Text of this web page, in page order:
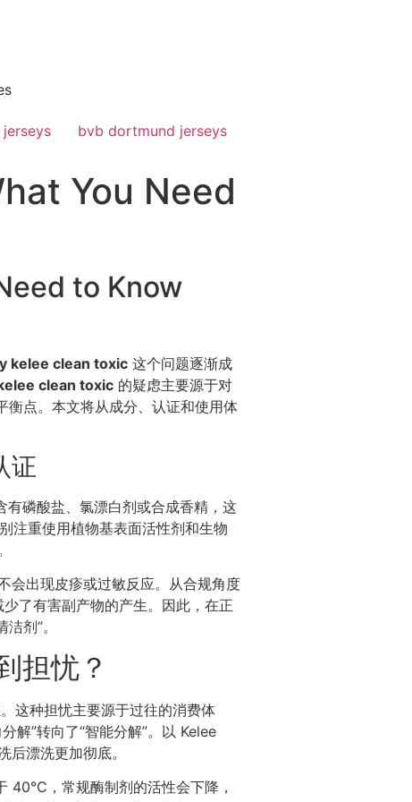
bvb dortmund jerseys
You Need
to Know
kelee clean toxic 这个问题逐渐成
clean toxic 的疑虑主要源于对
衡点。本文将从成分、认证和使用体
证
磷酸盐、氯漂白剂或合成香精，这
注重使用植物基表面活性剂和生物
会出现皮疹或过敏反应。从合规角度
了有害副产物的产生。因此，在正
剂”。
担忧？
这种担忧主要源于过往的消费体
解”转向了“智能分解”。以 Kelee
漂洗更加彻底。
40°C，常规酶制剂的活性会下降，